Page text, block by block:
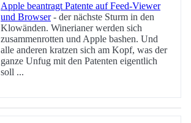
Apple beantragt Patente auf Feed-Viewer
und Browser- der nächste Sturm in den
Klowänden. Winerianer werden sich
zusammenrotten und Apple bashen. Und
alle anderen kratzen sich am Kopf, was der
ganze Unfug mit den Patenten eigentlich
soll ...